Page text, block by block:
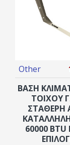
Other
ΒΑΣΗ
TOIXOY
ΣΤΑΘΕΡΗ
ΚΑΤΑΛΛΗΛΗ
60000 BTU